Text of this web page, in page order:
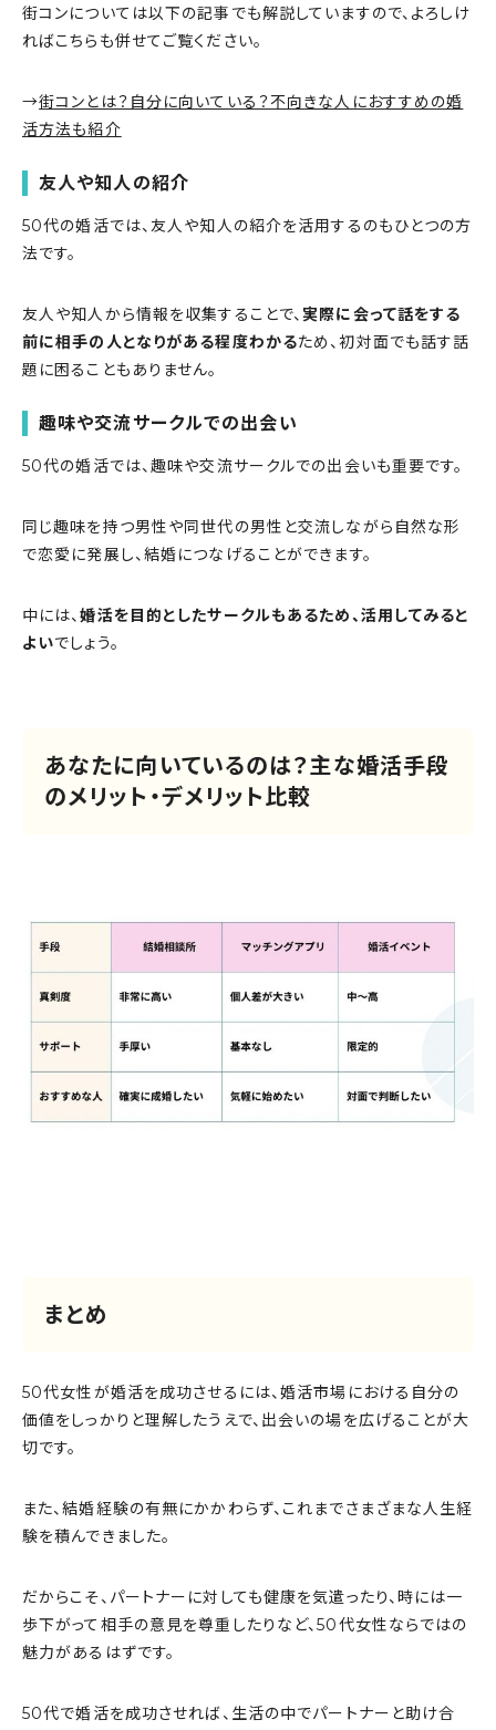
街コンについては以下の記事でも解説していますので、よろしけ
ればこちらも併せてご覧ください。
→街コンとは？自分に向いている？不向きな人におすすめの婚
活方法も紹介
友人や知人の紹介
50代の婚活では、友人や知人の紹介を活用するのもひとつの方
法です。
友人や知人から情報を収集することで、実際に会って話をする
前に相手の人となりがある程度わかるため、初対面でも話す話
題に困ることもありません。
趣味や交流サークルでの出会い
50代の婚活では、趣味や交流サークルでの出会いも重要です。
同じ趣味を持つ男性や同世代の男性と交流しながら自然な形
で恋愛に発展し、結婚につなげることができます。
中には、婚活を目的としたサークルもあるため、活用してみると
よいでしょう。
あなたに向いているのは？主な婚活手段
のメリット・デメリット比較
まとめ
50代女性が婚活を成功させるには、婚活市場における自分の
価値をしっかりと理解したうえで、出会いの場を広げることが大
切です。
また、結婚経験の有無にかかわらず、これまでさまざまな人生経
験を積んできました。
だからこそ、パートナーに対しても健康を気遣ったり、時には一
歩下がって相手の意見を尊重したりなど、50代女性ならではの
魅力があるはずです。
50代で婚活を成功させれば、生活の中でパートナーと助け合